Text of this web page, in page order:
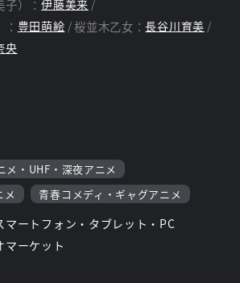
子）：伊藤美来
豊田萌絵 桜並木乙女：長谷川育美
央
メ・UHF・深夜アニメ
メ
青春コメディ・ギャグアニメ
マートフォン・タブレット・PC
マーケット